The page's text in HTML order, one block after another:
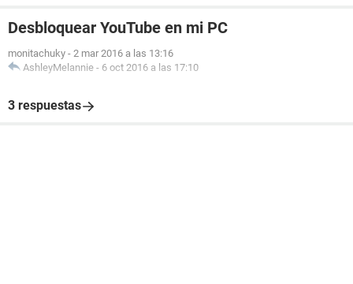
Desbloquear YouTube en mi PC
monitachuky - 2 mar 2016 a las 13:16
AshleyMelannie - 6 oct 2016 a las 17:10
3 respuestas